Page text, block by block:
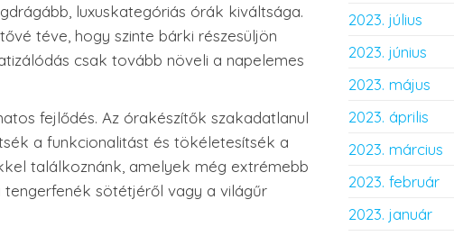
luxuskategóriás órák kiváltsága.
téve, hogy szinte bárki részesüljön
csak tovább növeli a napelemes
fejlődés. Az órakészítők szakadatlanul
a funkcionalitást és tökéletesítsék a
találkoznánk, amelyek még extrémebb
sötétjéről vagy a világűr
2023. július
2023. június
2023. május
2023. április
2023. március
2023. február
2023. január